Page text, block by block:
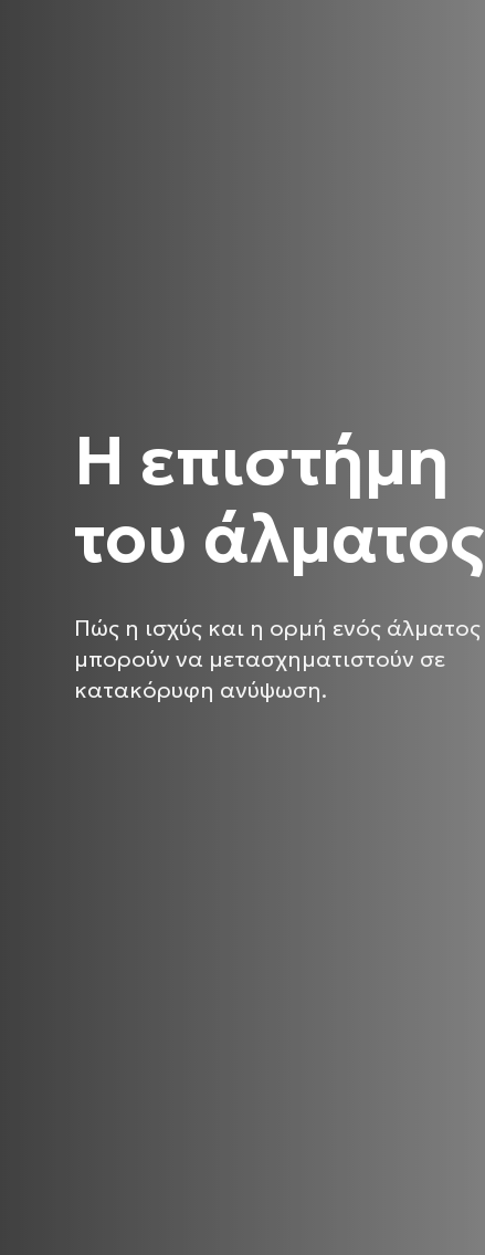
Η επιστήμη
του άλματος
Πώς η ισχύς και η ορμή ενός άλματος
μπορούν να μετασχηματιστούν σε
κατακόρυφη ανύψωση.